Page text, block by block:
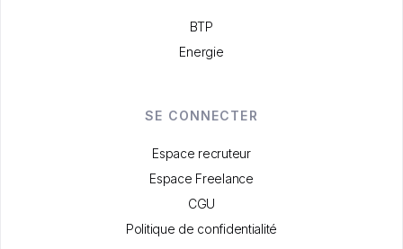
BTP
Energie
SE CONNECTER
Espace recruteur
Espace Freelance
CGU
Politique de confidentialité